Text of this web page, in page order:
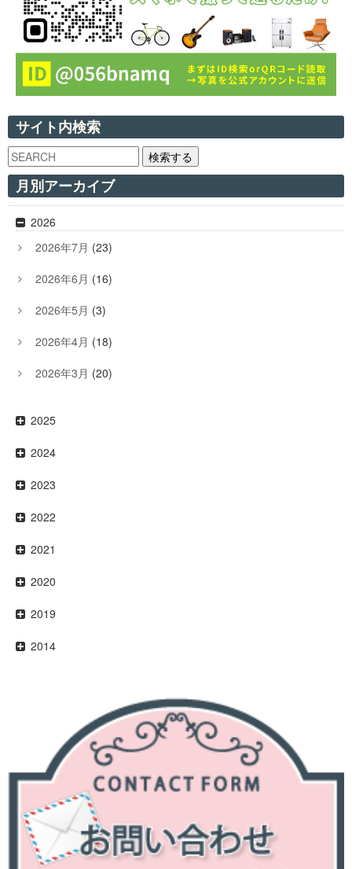
サイト内検索
検索する
月別アーカイブ
2026
2026年7月 (23)
2026年6月 (16)
2026年5月 (3)
2026年4月 (18)
2026年3月 (20)
2025
2024
2023
2022
2021
2020
2019
2014